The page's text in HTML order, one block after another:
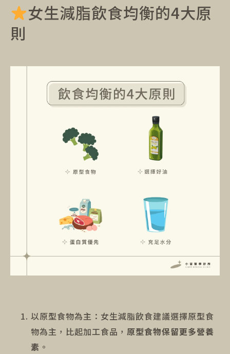
女生減脂飲食均衡的4大原
則
以原型食物為主：女生減脂飲食建議選擇原型食
物為主，比起加工食品， 原型食物保留更多營養
素 。